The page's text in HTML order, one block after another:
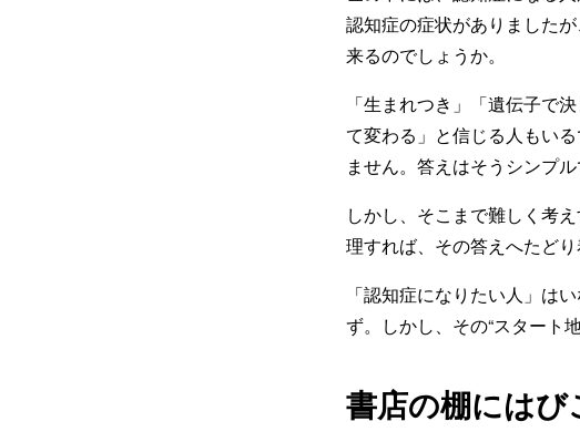
認知症の症状がありました
来るのでしょうか。
「生まれつき」「遺伝子で
て変わる」と信じる人もい
ません。答えはそうシンプル
しかし、そこまで難しく考
理すれば、その答えへたどり
「認知症になりたい人」は
ず。しかし、その“スタート
書店の棚にはび